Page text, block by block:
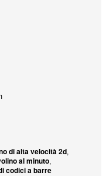
di alta velocità 2d,
al minuto,
codici a barre